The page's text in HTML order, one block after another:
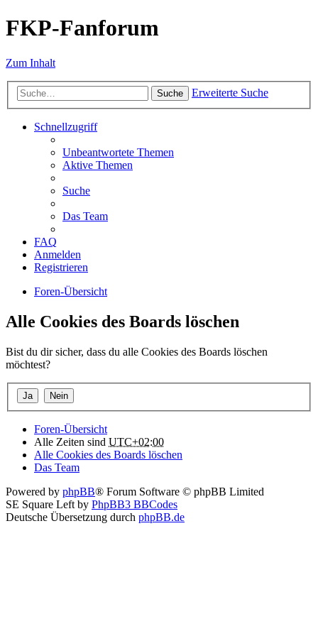
FKP-Fanforum
Zum Inhalt
Suche Erweiterte Suche
Schnellzugriff
Unbeantwortete Themen
Aktive Themen
Suche
Das Team
FAQ
Anmelden
Registrieren
Foren-Übersicht
Alle Cookies des Boards löschen
Bist du dir sicher, dass du alle Cookies des Boards löschen
möchtest?
Foren-Übersicht
Alle Zeiten sind UTC+02:00
Alle Cookies des Boards löschen
Das Team
Powered by phpBB® Forum Software © phpBB Limited
SE Square Left by PhpBB3 BBCodes
Deutsche Übersetzung durch phpBB.de